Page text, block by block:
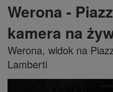
Werona -
kamera na
Werona, widok na
Lamberti